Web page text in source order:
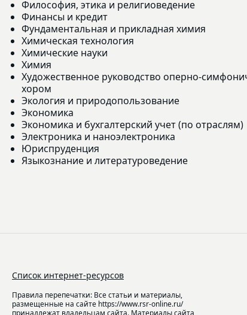
Философия, этика и религиоведение
Финансы и кредит
Фундаментальная и прикладная химия
Химическая технология
Химические науки
Химия
Художественное руководство оперно-
хором
Экология и природопользование
Экономика
Экономика и бухгалтерский учет (по отраслям)
Электроника и наноэлектроника
Юриспруденция
Языкознание и литературоведение
Список интернет-ресурсов
Правила перепечатки: Все статьи и материалы,
размещенные на сайте https://www.rsr-online.ru/
принадлежат владельцам сайта. Материалы сайта